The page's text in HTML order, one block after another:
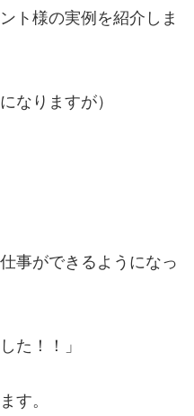
ト様の実例を紹介しま
なりますが）
事ができるようになっ
た！！」
す。